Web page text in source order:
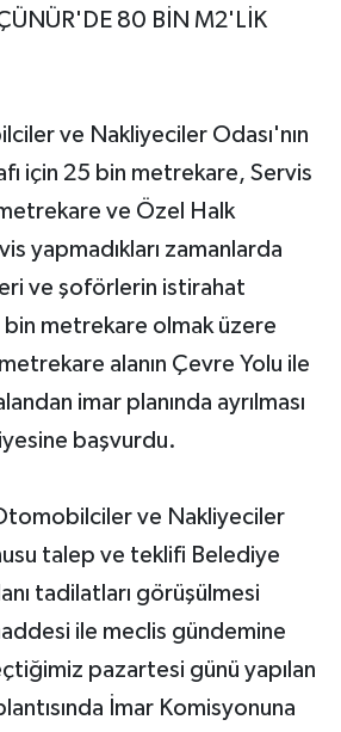
80 BİN M2'LİK
ve Nakliyeciler Odası'nın
için 25 bin metrekare, Servis
ve Özel Halk
yapmadıkları zamanlarda
ve şoförlerin istirahat
metrekare olmak üzere
alanın Çevre Yolu ile
imar planında ayrılması
başvurdu.
ve Nakliyeciler
talep ve teklifi Belediye
tadilatları görüşülmesi
ile meclis gündemine
pazartesi günü yapılan
İmar Komisyonuna